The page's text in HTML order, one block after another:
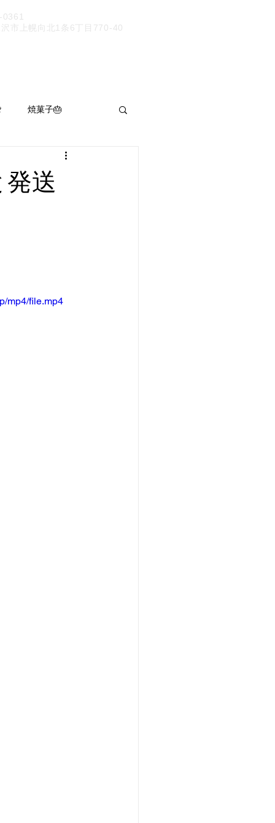
0361
市上幌向北1条6丁目770-40
焼菓子🎂
送
mp4/file.mp4